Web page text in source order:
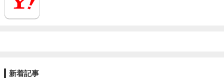
新着記事